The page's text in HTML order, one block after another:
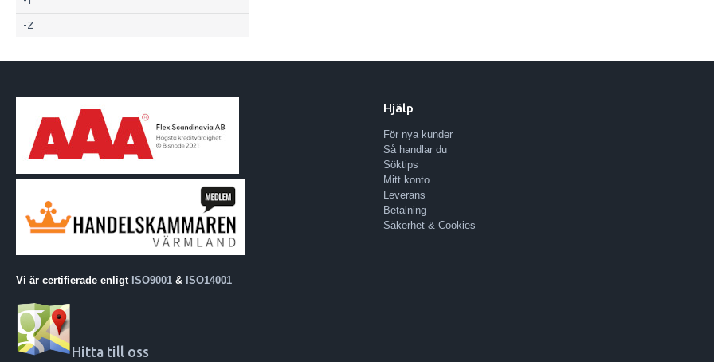
-Z
Vi är certifierade enligt ISO9001 & ISO14001
Hitta till oss
Hjälp
För nya kunder
Så handlar du
Söktips
Mitt konto
Leverans
Betalning
Säkerhet & Cookies